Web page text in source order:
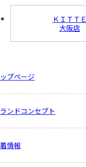
ＫＩＴＴＥ
大阪店
プページ
ンドコンセプト
情報